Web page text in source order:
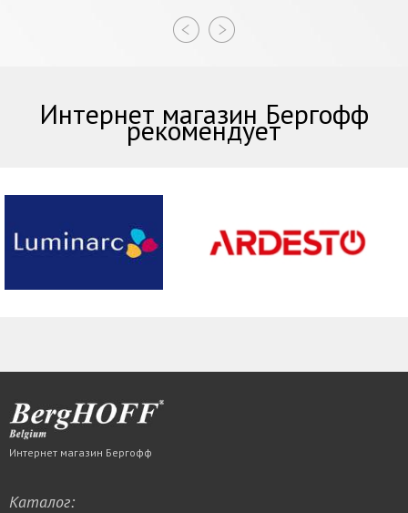
Интернет магазин Бергофф
рекомендует
Интернет магазин Бергофф
Каталог: